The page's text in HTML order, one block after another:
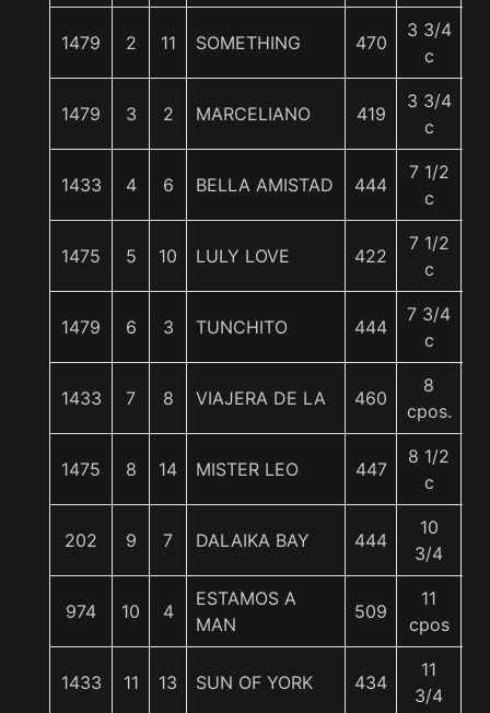
1479 2 11 SOMETHING 470
3 3/4
c
1479 3 2 MARCELIANO 419
3 3/4
c
1433 4 6 BELLA AMISTAD 444
7 1/2
c
1475 5 10 LULY LOVE 422
7 1/2
c
1479 6 3 TUNCHITO 444
7 3/4
c
1433 7 8 VIAJERA DE LA 460
8
cpos.
1475 8 14 MISTER LEO 447
8 1/2
c
202 9 7 DALAIKA BAY 444
10
3/4
974 10 4
ESTAMOS A
MAN
509
11
cpos
1433 11 13 SUN OF YORK 434
11
3/4